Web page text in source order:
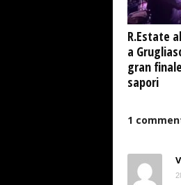
R.Estate
a
gran
sapori
1